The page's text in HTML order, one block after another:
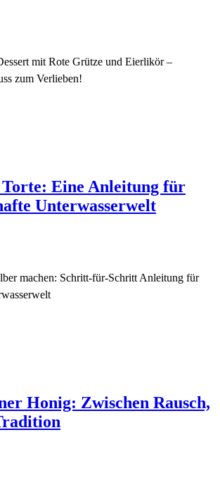
mit Rote Grütze und Eierlikör –
zum Verlieben!
Eine Anleitung für
Unterwasserwelt
machen: Schritt-für-Schritt Anleitung für
Honig: Zwischen Rausch,